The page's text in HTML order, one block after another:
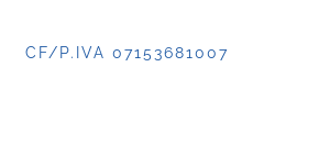
CF/P.IVA 07153681007